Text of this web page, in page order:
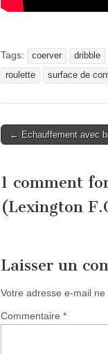
Tags: coerver dribble
roulette
surface de
Post
← Echauffement avec
1 comment
(Lexington
Laisser un
Votre adresse e-mail
Commentaire *